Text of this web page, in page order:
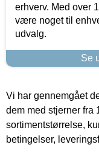
erhverv. Med over
være noget til
udvalg.
Se
Vi har gennemgået
dem med stjerner fra
sortimentstørrelse,
betingelser,